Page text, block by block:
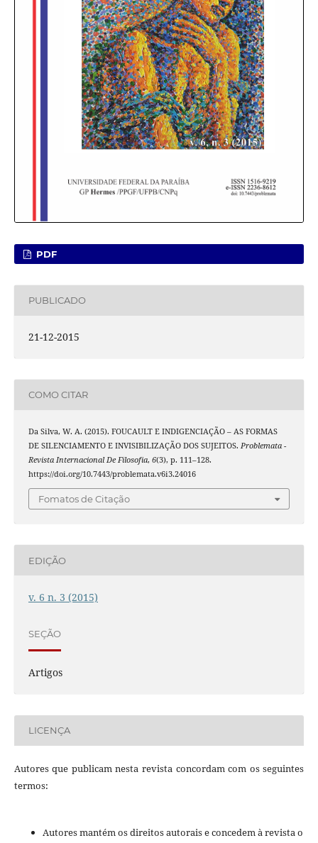
PDF
PUBLICADO
21-12-2015
COMO CITAR
Da Silva, W. A. (2015). FOUCAULT E INDIGENCIAÇÃO – AS FORMAS
DE SILENCIAMENTO E INVISIBILIZAÇÃO DOS SUJEITOS. Problemata -
Revista Internacional De Filosofia, 6(3), p. 111–128.
https://doi.org/10.7443/problemata.v6i3.24016
Fomatos de Citação
EDIÇÃO
v. 6 n. 3 (2015)
SEÇÃO
Artigos
LICENÇA
Autores que publicam nesta revista concordam com os seguintes
termos:
Autores mantém os direitos autorais e concedem à revista o